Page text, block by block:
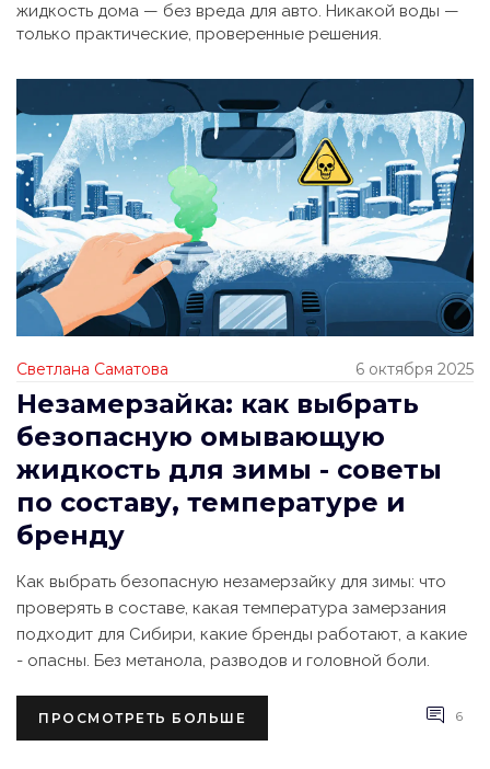
жидкость дома — без вреда для авто. Никакой воды —
только практические, проверенные решения.
Светлана Саматова 6 октября 2025
Незамерзайка: как выбрать
безопасную омывающую
жидкость для зимы - советы
по составу, температуре и
бренду
Как выбрать безопасную незамерзайку для зимы: что
проверять в составе, какая температура замерзания
подходит для Сибири, какие бренды работают, а какие
- опасны. Без метанола, разводов и головной боли.
ПРОСМОТРЕТЬ БОЛЬШЕ 6